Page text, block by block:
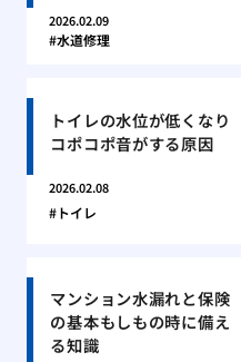
2026.02.09
水道修理
トイレの水位が低くなり
コポコポ音がする原因
2026.02.08
トイレ
マンション水漏れと保険
の基本もしもの時に備え
る知識